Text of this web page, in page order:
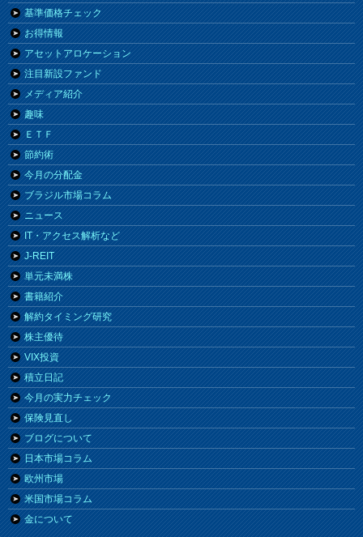
基準価格チェック
お得情報
アセットアロケーション
注目新設ファンド
メディア紹介
趣味
ＥＴＦ
節約術
今月の分配金
ブラジル市場コラム
ニュース
IT・アクセス解析など
J-REIT
単元未満株
書籍紹介
解約タイミング研究
株主優待
VIX投資
積立日記
今月の実力チェック
保険見直し
ブログについて
日本市場コラム
欧州市場
米国市場コラム
金について